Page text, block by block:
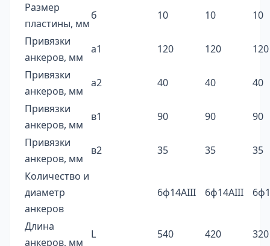
Размер
пластины, мм
б 10 10
10
Привязки
анкеров, мм
а1 120 120
120
Привязки
анкеров, мм
а2 40 40
40
Привязки
анкеров, мм
в1 90 90
90
Привязки
анкеров, мм
в2 35 35
35
Количество и
диаметр
анкеров
6ф14AIII 6ф14AIII
Длина
анкеров, мм
L 540 420 320